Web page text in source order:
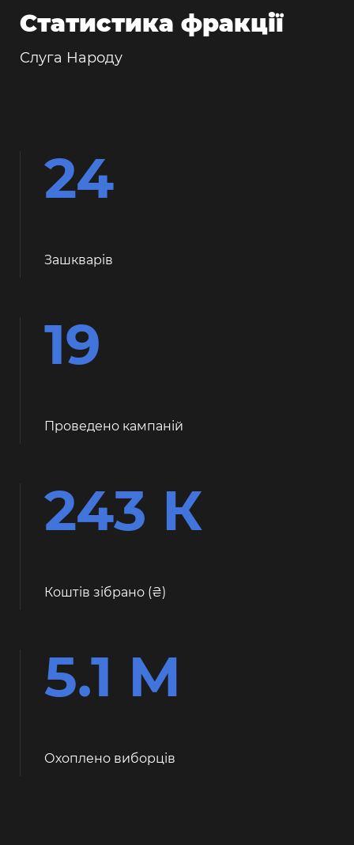
Статистика фракції
Слуга Народу
24
Зашкварiв
19
Проведено кампаній
243 К
Коштів зібрано ( )
5.1 М
Охоплено виборців